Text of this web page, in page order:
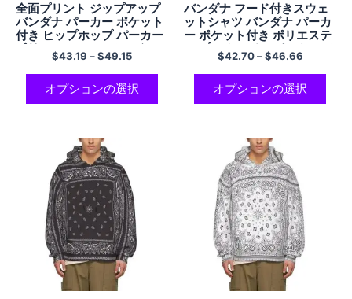
全面プリント ジップアップ
バンダナ パーカー ポケット
付き ヒップホップ パーカー
ポリエステル ユニセックス
パーカー
$43.19 –$49.15
オプションの選択
バンダナ フード付きスウェ
ットシャツ バンダナ パーカ
ー ポケット付き ポリエステ
ル プルオーバー パーカー メ
ンズ レディース
$42.70–$46.66
オプションの選択